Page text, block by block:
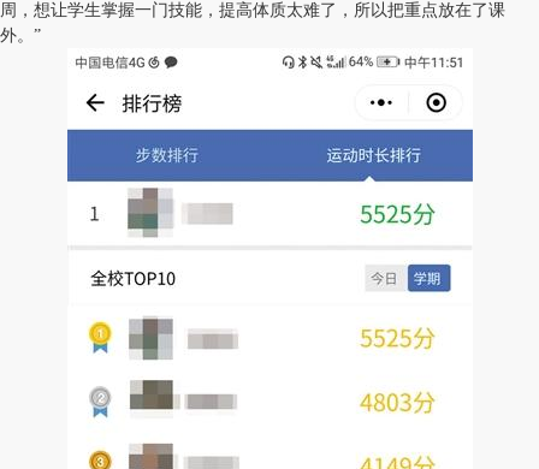
周，想让学生掌握一门技能，提高体质太难了，所以把重点放在了课
外。”